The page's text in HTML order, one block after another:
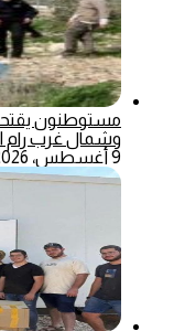
مستوطنون
وشمال غرب رام
9 أغسطس، 2026